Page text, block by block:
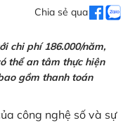
Chia sẻ qua
chi phí 186.000/năm,
thể an tâm thực hiện
gồm thanh toán
công nghệ số và sự